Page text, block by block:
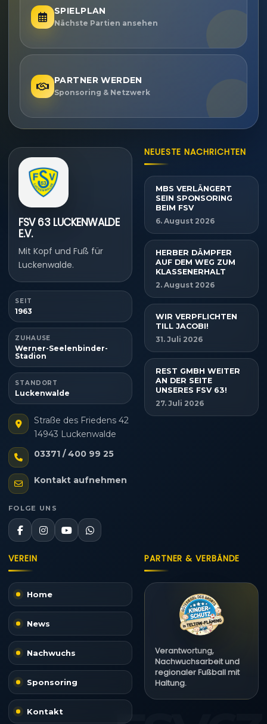
SPIELPLAN
Nächste Partien ansehen
PARTNER WERDEN
Sponsoring & Netzwerk
FSV 63 LUCKENWALDE
E.V.
Mit Kopf und Fuß für
Luckenwalde.
SEIT
1963
ZUHAUSE
Werner-Seelenbinder-
Stadion
STANDORT
Luckenwalde
Straße des Friedens 42
14943 Luckenwalde
03371 / 400 99 25
Kontakt aufnehmen
FOLGE UNS
NEUESTE NACHRICHTEN
MBS VERLÄNGERT
SEIN SPONSORING
BEIM FSV
6. August 2026
HERBER DÄMPFER
AUF DEM WEG ZUM
KLASSENERHALT
2. August 2026
WIR VERPFLICHTEN
TILL JACOBI!
31. Juli 2026
REST GMBH WEITER
AN DER SEITE
UNSERES FSV 63!
27. Juli 2026
VEREIN
Home
News
Nachwuchs
Sponsoring
Kontakt
PARTNER & VERBÄNDE
Verantwortung,
Nachwuchsarbeit und
regionaler Fußball mit
Haltung.